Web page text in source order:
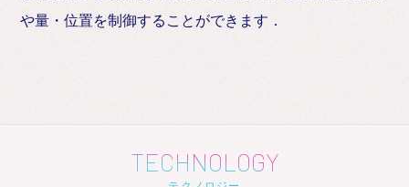
や量・位置を制御することができます．
TECHNOLOGY